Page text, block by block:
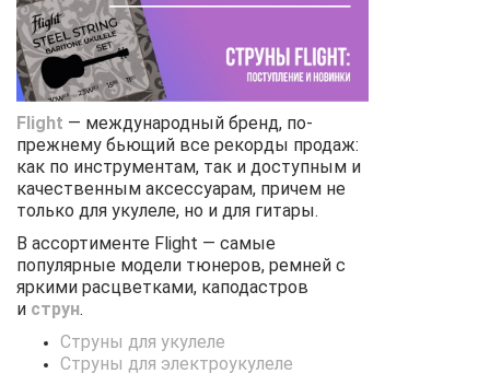
Flight — международный бренд, по-
прежнему бьющий все рекорды продаж:
как по инструментам, так и доступным и
качественным аксессуарам, причем не
только для укулеле, но и для гитары.
В ассортименте Flight — самые
популярные модели тюнеров, ремней с
яркими расцветками, каподастров
и струн.
Струны для укулеле
Струны для электроукулеле